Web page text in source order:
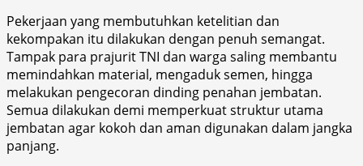
Pekerjaan yang membutuhkan ketelitian dan
kekompakan itu dilakukan dengan penuh semangat.
Tampak para prajurit TNI dan warga saling membantu
memindahkan material, mengaduk semen, hingga
melakukan pengecoran dinding penahan jembatan.
Semua dilakukan demi memperkuat struktur utama
jembatan agar kokoh dan aman digunakan dalam jangka
panjang.